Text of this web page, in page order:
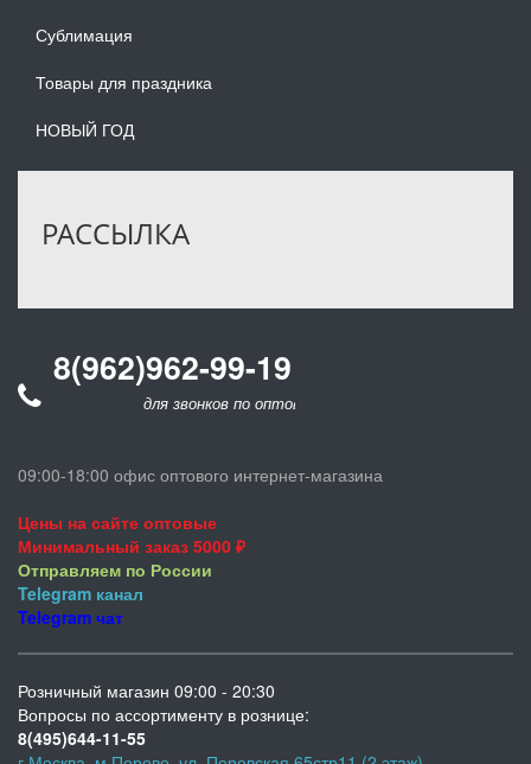
Сублимация
Товары для праздника
НОВЫЙ ГОД
РАССЫЛКА
8(962)962-99-19
для звонков по оптовым заказам
09:00-18:00 офис оптового интернет-магазина
Цены на сайте оптовые
Минимальный заказ 5000 ₽
Отправляем по России
Telegram канал
Telegram чат
Розничный магазин 09:00 - 20:30
Вопросы по ассортименту в рознице:
8(495)644-11-55